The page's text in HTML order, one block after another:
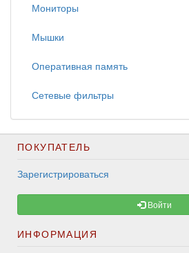
Мониторы
Мышки
Оперативная память
Сетевые фильтры
ПОКУПАТЕЛЬ
Зарегистрироваться
Войти
ИНФОРМАЦИЯ